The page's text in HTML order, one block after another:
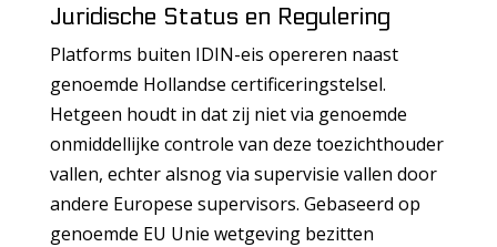
Juridische Status en Regulering
Platforms buiten IDIN-eis opereren naast
genoemde Hollandse certificeringstelsel.
Hetgeen houdt in dat zij niet via genoemde
onmiddellijke controle van deze toezichthouder
vallen, echter alsnog via supervisie vallen door
andere Europese supervisors. Gebaseerd op
genoemde EU Unie wetgeving bezitten